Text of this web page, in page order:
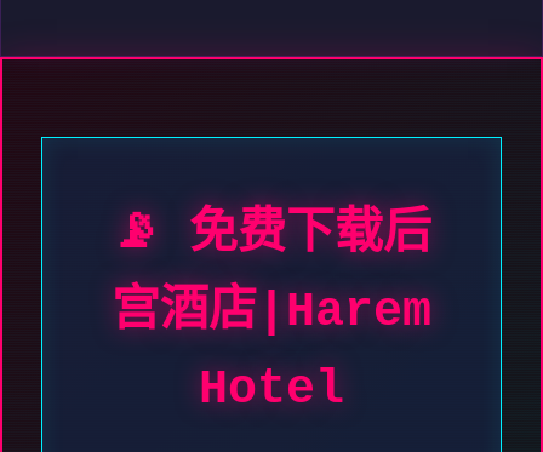
📡 免费下载后
宫酒店|Harem
Hotel